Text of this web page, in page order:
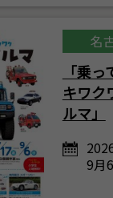
名
「乗
キワク
ルマ」
9月